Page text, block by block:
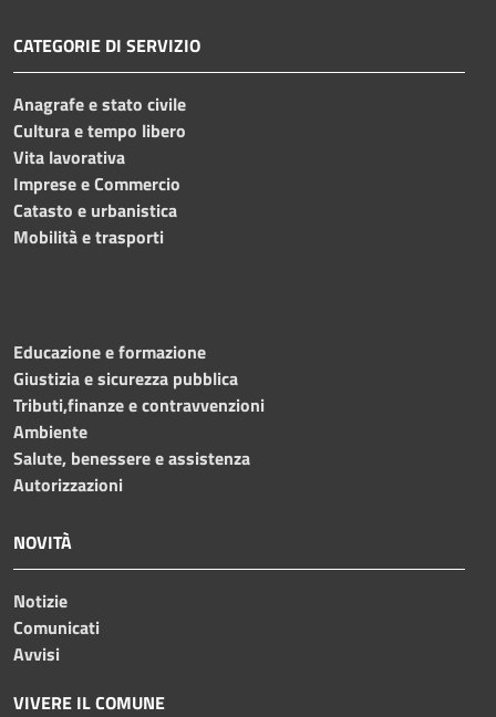
CATEGORIE DI SERVIZIO
Anagrafe e stato civile
Cultura e tempo libero
Vita lavorativa
Imprese e Commercio
Catasto e urbanistica
Mobilità e trasporti
Educazione e formazione
Giustizia e sicurezza pubblica
Tributi,finanze e contravvenzioni
Ambiente
Salute, benessere e assistenza
Autorizzazioni
NOVITÀ
Notizie
Comunicati
Avvisi
VIVERE IL COMUNE